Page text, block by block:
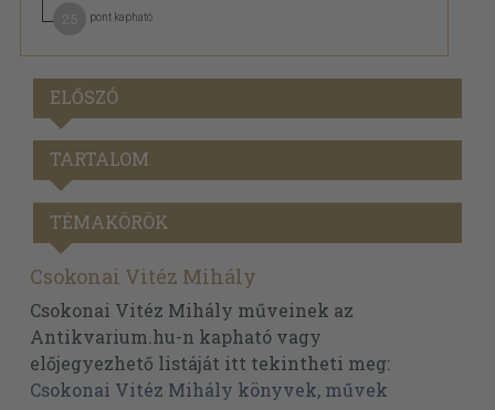
pont kapható
ELŐSZÓ
TARTALOM
TÉMAKÖRÖK
Csokonai Vitéz Mihály
Csokonai Vitéz Mihály műveinek az
Antikvarium.hu-n kapható vagy
előjegyezhető listáját itt tekintheti meg:
Csokonai Vitéz Mihály könyvek, művek